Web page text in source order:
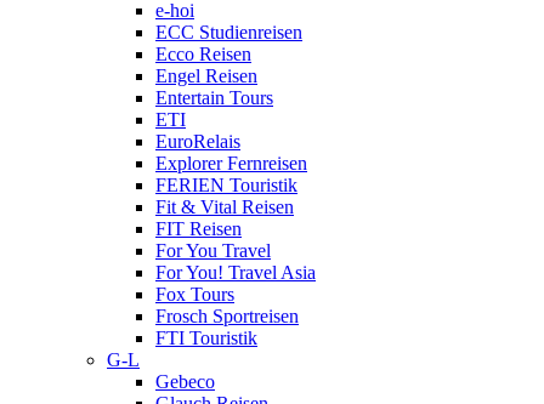
e-hoi
ECC Studienreisen
Ecco Reisen
Engel Reisen
Entertain Tours
ETI
EuroRelais
Explorer Fernreisen
FERIEN Touristik
Fit & Vital Reisen
FIT Reisen
For You Travel
For You! Travel Asia
Fox Tours
Frosch Sportreisen
FTI Touristik
G-L
Gebeco